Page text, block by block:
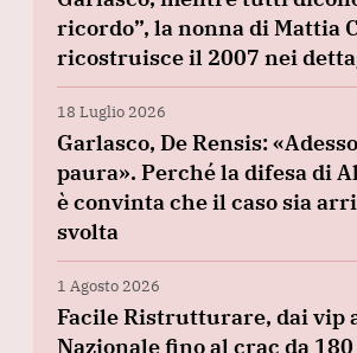
ricordo”, la nonna di Mattia
ricostruisce il 2007 nei
18 Luglio 2026
Garlasco, De Rensis:
paura». Perché la difesa di
è convinta che il caso sia
svolta
1 Agosto 2026
Facile Ristrutturare, dai vip
Nazionale fino al crac da